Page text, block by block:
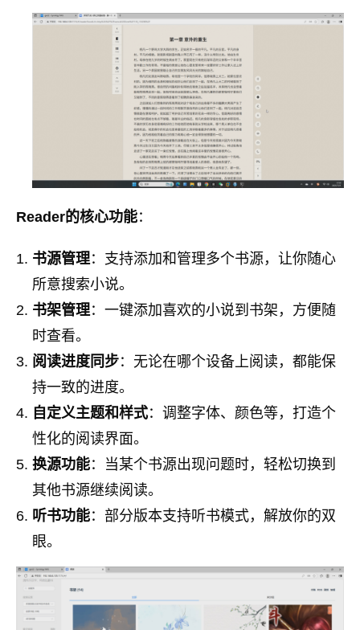
Reader的核心功能：
书源管理：支持添加和管理多个书源，让你随心
所意搜索小说。
书架管理：一键添加喜欢的小说到书架，方便随
时查看。
阅读进度同步：无论在哪个设备上阅读，都能保
持一致的进度。
自定义主题和样式：调整字体、颜色等，打造个
性化的阅读界面。
换源功能：当某个书源出现问题时，轻松切换到
其他书源继续阅读。
听书功能：部分版本支持听书模式，解放你的双
眼。